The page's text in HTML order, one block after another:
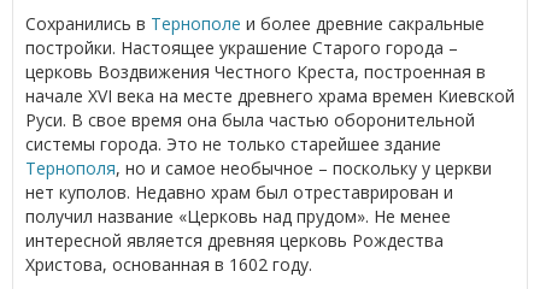
Сохранились в Тернополе и более древние сакральные
постройки. Настоящее украшение Старого города –
церковь Воздвижения Честного Креста, построенная в
начале XVI века на месте древнего храма времен Киевской
Руси. В свое время она была частью оборонительной
системы города. Это не только старейшее здание
Тернополя, но и самое необычное – поскольку у церкви
нет куполов. Недавно храм был отреставрирован и
получил название «Церковь над прудом». Не менее
интересной является древняя церковь Рождества
Христова, основанная в 1602 году.